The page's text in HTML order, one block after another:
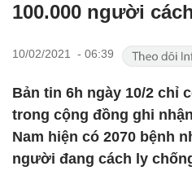
100.000 người
10/02/2021 - 06:39
Bản tin 6h ngày 10/2 chỉ
trong cộng đồng ghi
Nam hiện có 2070 bệnh
người đang cách ly